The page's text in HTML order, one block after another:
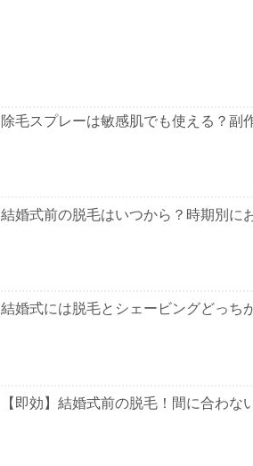
除毛スプレーは敏感肌でも使える？副
結婚式前の脱毛はいつから？時期別に
結婚式には脱毛とシェービングどっち
【即効】結婚式前の脱毛！間に合わな